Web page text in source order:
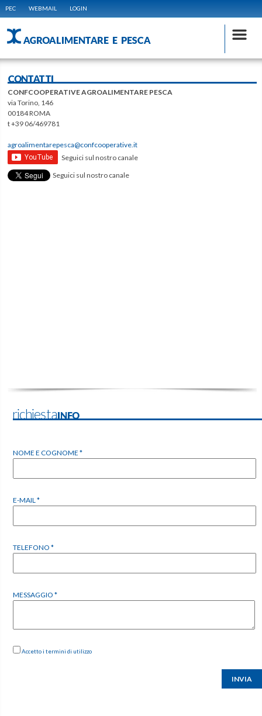
PEC WEBMAIL LOGIN
AGROALIMENTARE E PESCA
CONTATTI
CONFCOOPERATIVE AGROALIMENTARE PESCA
via Torino, 146
00184 ROMA
t +39 06/469781
agroalimentarepesca@confcooperative.it
Seguici sul nostro canale
Seguici sul nostro canale
richiestaINFO
NOME E COGNOME *
E-MAIL *
TELEFONO *
MESSAGGIO *
Accetto i termini di utilizzo
INVIA